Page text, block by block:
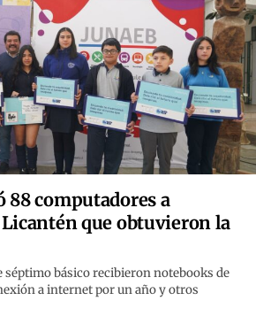
88 computadores a
que obtuvieron la
séptimo básico recibieron notebooks de
a internet por un año y otros